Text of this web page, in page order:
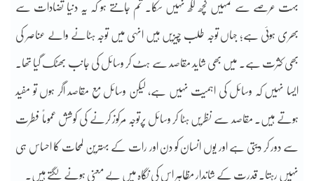
بہت عرصے سے تمہیں کچھ لکھ نہیں سکا۔ تم جانتے ہو کہ یہ دنیا تضادات سے
بھری ہوئی ہے؛ جہاں توجہ طلب چیزیں ہیں انہی میں توجہ ہٹانے والے عناصر کی
بھی کثرت ہے۔ میں بھی شاید مقاصد سے ہٹ کر وسائل کی جانب بھٹک گیا تھا۔
ایسا نہیں کہ وسائل کی اہمیت نہیں ہے، لیکن وسائل مع مقاصد اگر ہوں تو مفید
ہوتے ہیں۔ مقاصد سے نظریں ہٹا کر وسائل پرتوجہ مرکوز کرنے کی کوشش عموماً فطرت
سے دور کر دیتی ہے اور یوں انسان کو دن اور رات کے بہترین لمحات کا احساس ہی
نہیں رہتا۔ قدرت کے شاندار مظاہر اس کی نگاہ میں بے معنی ہونے لگتے ہیں۔